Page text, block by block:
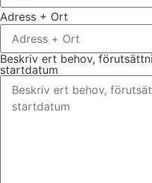
Adress + Ort
Beskriv ert behov,
startdatum